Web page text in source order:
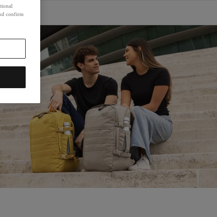
confirm